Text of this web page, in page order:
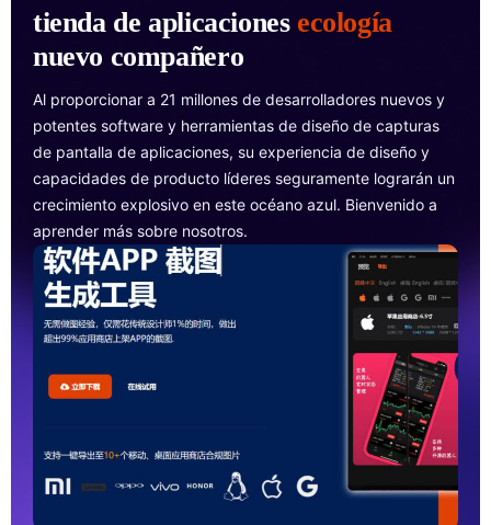
tienda de aplicaciones ecología
nuevo compañero
Al proporcionar a 21 millones de desarrolladores nuevos y
potentes software y herramientas de diseño de capturas
de pantalla de aplicaciones, su experiencia de diseño y
capacidades de producto líderes seguramente lograrán un
crecimiento explosivo en este océano azul. Bienvenido a
aprender más sobre nosotros.